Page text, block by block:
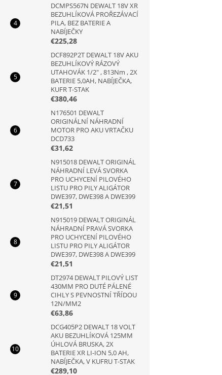
DCMPS567N DEWALT 18V XR
BEZUHLÍKOVÁ PROŘEZÁVACÍ
PILA, BEZ BATERIE A
NABÍJEČKY
€225,28
DCF892P2T DEWALT 18V AKU
BEZUHLÍKOVÝ RÁZOVÝ
UTAHOVÁK 1/2" , 813Nm , 2X
BATERIE 5,0AH, NABÍJEČKA,
KUFR T-STAK
€380,46
N176501 DEWALT
ORIGINÁLNÍ NÁHRADNÍ
MOTOR PRO AKU VRTAČKU
DCD733
€31,62
N915018 DEWALT ORIGINÁL
NÁHRADNÍ LEVÁ SVORKA
PRO UCHYCENÍ PILOVÉHO
LISTU PRO PILY ALIGÁTOR
DWE397, DWE398 A DWE399
€21,51
N915019 DEWALT ORIGINÁL
NÁHRADNÍ PRAVÁ SVORKA
PRO UCHYCENÍ PILOVÉHO
LISTU PRO PILY ALIGÁTOR
DWE397, DWE398 A DWE399
€21,51
DT2974 DEWALT PILOVÝ LIST
430MM PRO DUTÉ PÁLENÉ
CIHLY S PEVNOSTNÍ TŘÍDOU
12N/MM2
€63,86
DCG405P2 DEWALT 18 VOLT
AKU BEZUHLÍKOVÁ 125MM
ÚHLOVÁ BRUSKA, 2X
BATERIE XR LI-ION 5,0 AH,
NABÍJEČKA, V KUFRU T-STAK
€289,10